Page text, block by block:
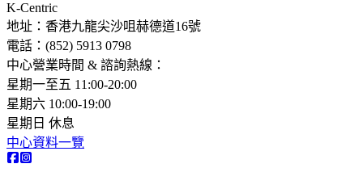
K-Centric
地址：香港九龍尖沙咀赫德道16號
電話：(852) 5913 0798​
中心營業時間 & 諮詢熱線：
星期一至五 11:00-20:00
星期六 10:00-19:00
星期日 休息
中心資料一覽